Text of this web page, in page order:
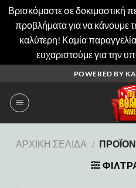
Βρισκόμαστε σε δοκιμαστική
προβλήματα για να κάνουμε
καλύτερη! Καμία
ευχαριστούμε για την
περιεχόμενο
POWERED BY
ΑΡΧΙΚΉ ΣΕΛΊΔΑ /